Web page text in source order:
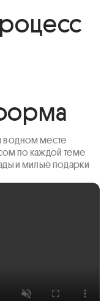
в одном месте
по каждой теме
и милые подарки